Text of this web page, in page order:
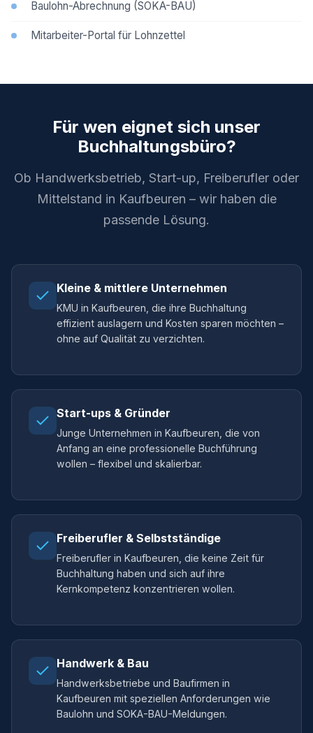
Baulohn-Abrechnung (SOKA-BAU)
Mitarbeiter-Portal für Lohnzettel
Für wen eignet sich unser
Buchhaltungsbüro?
Ob Handwerksbetrieb, Start-up, Freiberufler oder
Mittelstand in Kaufbeuren – wir haben die
passende Lösung.
Kleine & mittlere Unternehmen
KMU in Kaufbeuren, die ihre Buchhaltung
effizient auslagern und Kosten sparen möchten –
ohne auf Qualität zu verzichten.
Start-ups & Gründer
Junge Unternehmen in Kaufbeuren, die von
Anfang an eine professionelle Buchführung
wollen – flexibel und skalierbar.
Freiberufler & Selbstständige
Freiberufler in Kaufbeuren, die keine Zeit für
Buchhaltung haben und sich auf ihre
Kernkompetenz konzentrieren wollen.
Handwerk & Bau
Handwerksbetriebe und Baufirmen in
Kaufbeuren mit speziellen Anforderungen wie
Baulohn und SOKA-BAU-Meldungen.